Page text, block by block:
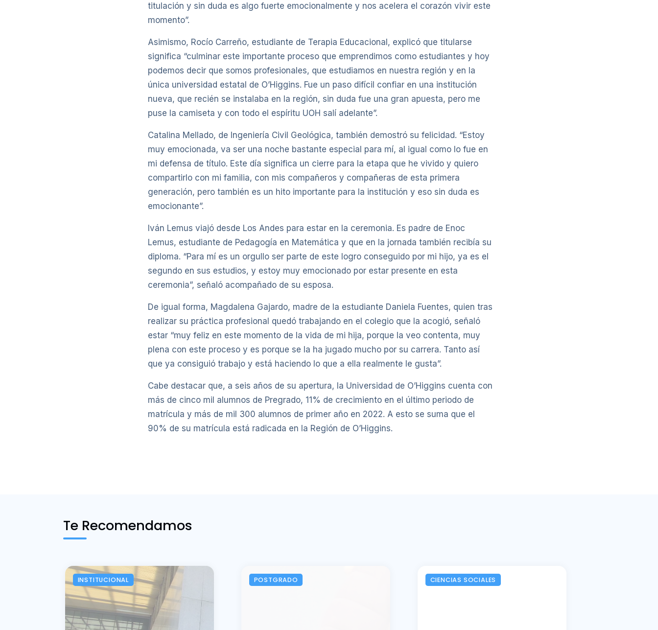
titulación y sin duda es algo fuerte emocionalmente y nos acelera el corazón vivir este
momento”.
Asimismo, Rocío Carreño, estudiante de Terapia Educacional, explicó que titularse
significa “culminar este importante proceso que emprendimos como estudiantes y hoy
podemos decir que somos profesionales, que estudiamos en nuestra región y en la
única universidad estatal de O’Higgins. Fue un paso difícil confiar en una institución
nueva, que recién se instalaba en la región, sin duda fue una gran apuesta, pero me
puse la camiseta y con todo el espíritu UOH salí adelante”.
Catalina Mellado, de Ingeniería Civil Geológica, también demostró su felicidad. “Estoy
muy emocionada, va ser una noche bastante especial para mí, al igual como lo fue en
mi defensa de título. Este día significa un cierre para la etapa que he vivido y quiero
compartirlo con mi familia, con mis compañeros y compañeras de esta primera
generación, pero también es un hito importante para la institución y eso sin duda es
emocionante”.
Iván Lemus viajó desde Los Andes para estar en la ceremonia. Es padre de Enoc
Lemus, estudiante de Pedagogía en Matemática y que en la jornada también recibía su
diploma. “Para mí es un orgullo ser parte de este logro conseguido por mi hijo, ya es el
segundo en sus estudios, y estoy muy emocionado por estar presente en esta
ceremonia”, señaló acompañado de su esposa.
De igual forma, Magdalena Gajardo, madre de la estudiante Daniela Fuentes, quien tras
realizar su práctica profesional quedó trabajando en el colegio que la acogió, señaló
estar “muy feliz en este momento de la vida de mi hija, porque la veo contenta, muy
plena con este proceso y es porque se la ha jugado mucho por su carrera. Tanto así
que ya consiguió trabajo y está haciendo lo que a ella realmente le gusta”.
Cabe destacar que, a seis años de su apertura, la Universidad de O’Higgins cuenta con
más de cinco mil alumnos de Pregrado, 11% de crecimiento en el último periodo de
matrícula y más de mil 300 alumnos de primer año en 2022. A esto se suma que el
90% de su matrícula está radicada en la Región de O’Higgins.
Te Recomendamos
INSTITUCIONAL POSTGRADO CIENCIAS SOCIALES